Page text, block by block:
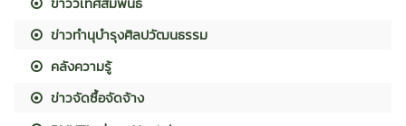
ข่าวทำนุบำรุงศิลปวัฒนธรรม
คลังความรู้
ข่าวจัดซื้อจัดจ้าง